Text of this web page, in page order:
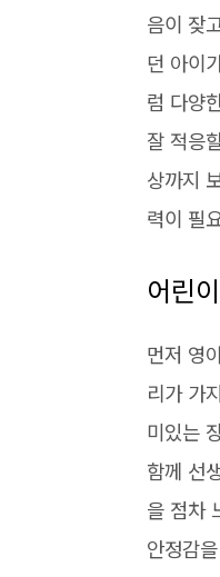
음이 잦
던 아이
럼 다양
잘 적응
상까지
력이 필
어린
먼저 영
리가 가
미있는
함께 선
을 점차
안정감